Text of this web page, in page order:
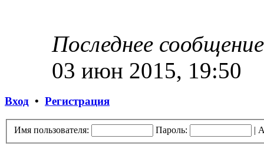
Последнее сообщение
03 июн 2015, 19:50
Вход • Регистрация
Имя пользователя: Пароль: |